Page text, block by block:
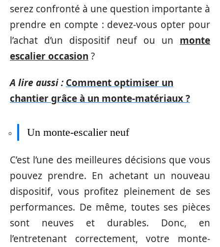
serez confronté à une question importante à
prendre en compte : devez-vous opter pour
l’achat d’un dispositif neuf ou un monte
escalier occasion ?
A lire aussi : Comment optimiser un
chantier grâce à un monte-matériaux ?
Un monte-escalier neuf
C’est l’une des meilleures décisions que vous
pouvez prendre. En achetant un nouveau
dispositif, vous profitez pleinement de ses
performances. De même, toutes ses pièces
sont neuves et durables. Donc, en
l’entretenant correctement, votre monte-